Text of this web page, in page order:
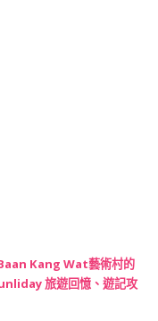
Kang Wat藝術村的
旅遊回憶、遊記攻